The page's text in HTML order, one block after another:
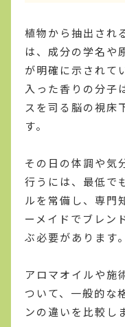
植物から抽出され
は、成分の学名や
が明確に示されて
入った香りの分子
スを司る脳の視床
す。
その日の体調や気
行うには、最低で
ルを常備し、専門
ーメイドでブレン
ぶ必要があります。
アロマオイルや施
ついて、一般的な
ンの違いを比較し